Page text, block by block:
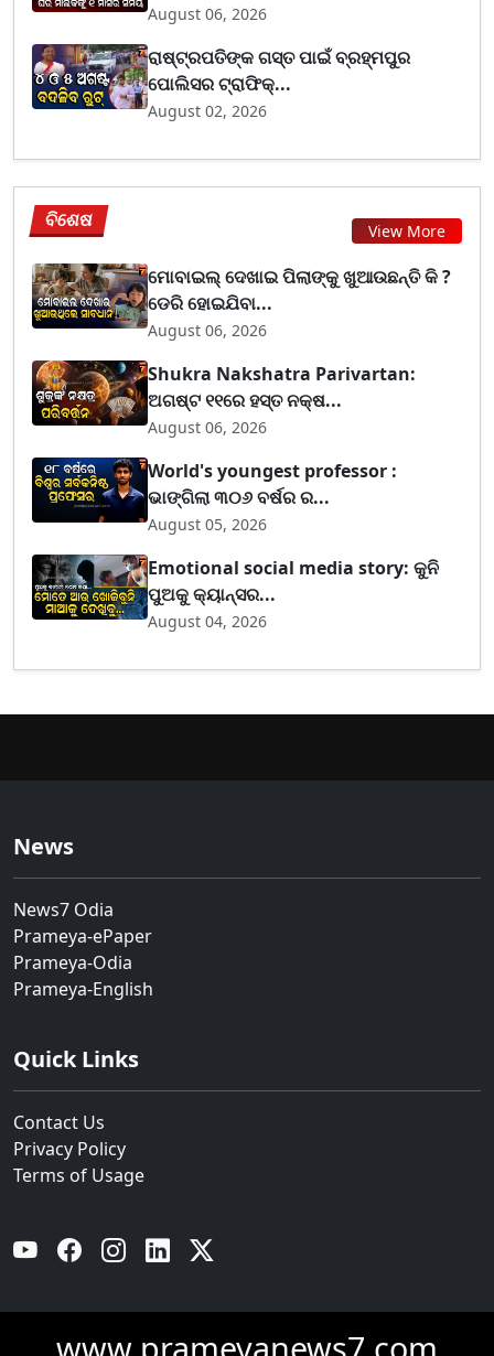
August 06, 2026
ରାଷ୍ଟ୍ରପତିଙ୍କ ଗସ୍ତ ପାଇଁ ବ୍ରହ୍ମପୁର
ପୋଲିସର ଟ୍ରାଫିକ୍...
August 02, 2026
ବିଶେଷ View More
ମୋବାଇଲ୍ ଦେଖାଇ ପିଲାଙ୍କୁ ଖୁଆଉଛନ୍ତି କି ?
ଡେରି ହୋଇଯିବା...
August 06, 2026
Shukra Nakshatra Parivartan:
ଅଗଷ୍ଟ ୧୧ରେ ହସ୍ତ ନକ୍ଷ...
August 06, 2026
World's youngest professor :
ଭାଙ୍ଗିଲା ୩୦୬ ବର୍ଷର ର...
August 05, 2026
Emotional social media story: କୁନି
ପୁଅକୁ କ୍ୟାନ୍ସର...
August 04, 2026
News
News7 Odia
Prameya-ePaper
Prameya-Odia
Prameya-English
Quick Links
Contact Us
Privacy Policy
Terms of Usage
YouTube Facebook Instagram Linkedin